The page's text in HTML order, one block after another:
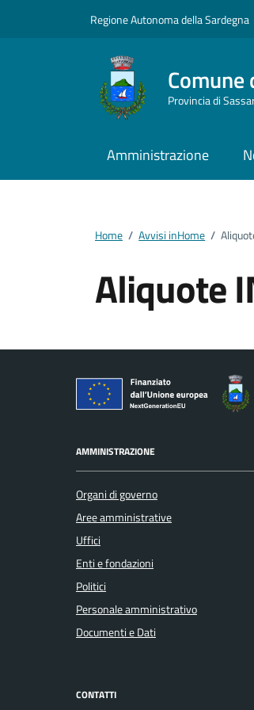
Regione Autonoma della Sardegna
Comune
Provincia di
Amministrazione
Home / Avvisi inHome /
Aliquote
AMMINISTRAZIONE
Organi di governo
Aree amministrative
Uffici
Enti e fondazioni
Politici
Personale amministrativo
Documenti e Dati
CONTATTI